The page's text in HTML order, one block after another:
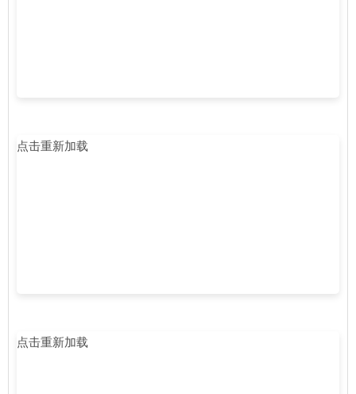
点击重新加载
点击重新加载